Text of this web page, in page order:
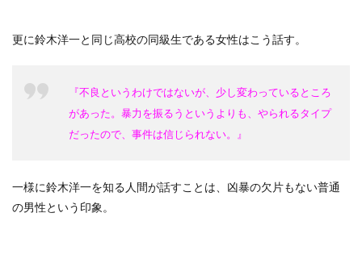
更に鈴木洋一と同じ高校の同級生である女性はこう話す。
『不良というわけではないが、少し変わっているところ
があった。暴力を振るうというよりも、やられるタイプ
だったので、事件は信じられない。』
一様に鈴木洋一を知る人間が話すことは、凶暴の欠片もない普通
の男性という印象。